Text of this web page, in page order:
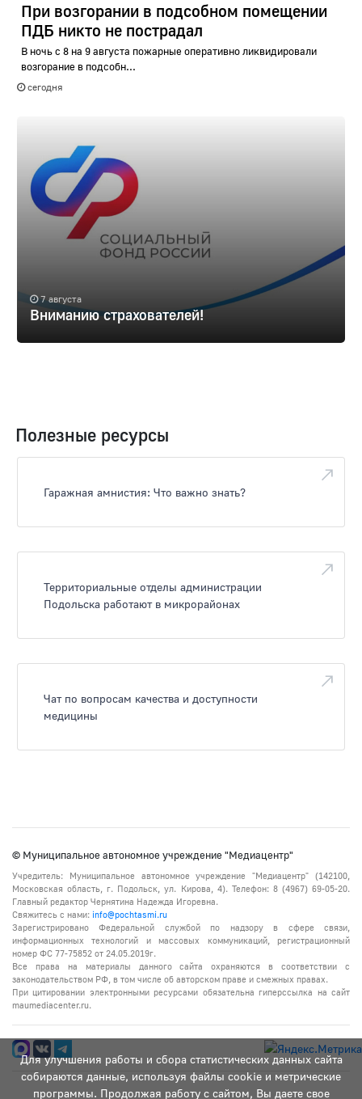
При возгорании в подсобном помещении
ПДБ никто не пострадал
В ночь с 8 на 9 августа пожарные оперативно ликвидировали
возгорание в подсобн...
сегодня
7 августа
Вниманию страхователей!
Полезные ресурсы
Гаражная амнистия: Что важно знать?
Территориальные отделы администрации
Подольска работают в микрорайонах
Чат по вопросам качества и доступности
медицины
Для улучшения работы и сбора статистических данных сайта
собираются данные, используя файлы cookie и метрические
программы. Продолжая работу с сайтом, Вы даете свое
© Муниципальное автономное учреждение "Медиацентр"
Учредитель: Муниципальное автономное учреждение "Медиацентр" (142100,
Московская область, г. Подольск, ул. Кирова, 4). Телефон: 8 (4967) 69-05-20.
Главный редактор Чернятина Надежда Игоревна.
Свяжитесь с нами: info@pochtasmi.ru
Зарегистрировано Федеральной службой по надзору в сфере связи,
информационных технологий и массовых коммуникаций, регистрационный
номер ФС 77-75852 от 24.05.2019г.
Все права на материалы данного сайта охраняются в соответствии с
законодательством РФ, в том числе об авторском праве и смежных правах.
При цитировании электронными ресурсами обязательна гиперссылка на сайт
maumediacenter.ru.